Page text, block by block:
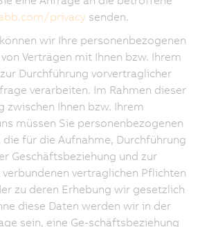
privacy senden.
wir Ihre personenbezogenen
Verträgen mit Ihnen bzw. Ihrem
Durchführung vorvertraglicher
verarbeiten. Im Rahmen dieser
zwischen Ihnen bzw. Ihrem
müssen Sie personenbezogenen
für die Aufnahme, Durchführung
Geschäftsbeziehung und zur
vertraglichen Pflichten
zu deren Erhebung wir gesetzlich
diese Daten werden wir in der
sein, eine Ge-schäftsbeziehung